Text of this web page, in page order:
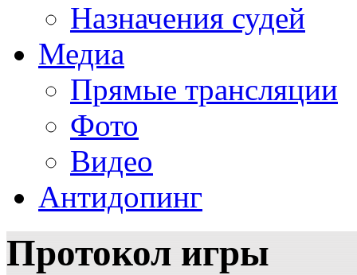
Назначения судей
Медиа
Прямые трансляции
Фото
Видео
Антидопинг
Протокол игры